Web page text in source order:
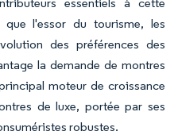
l'essor du tourisme, les
des préférences des
la demande de montres
moteur de croissance
de luxe, portée par ses
robustes.